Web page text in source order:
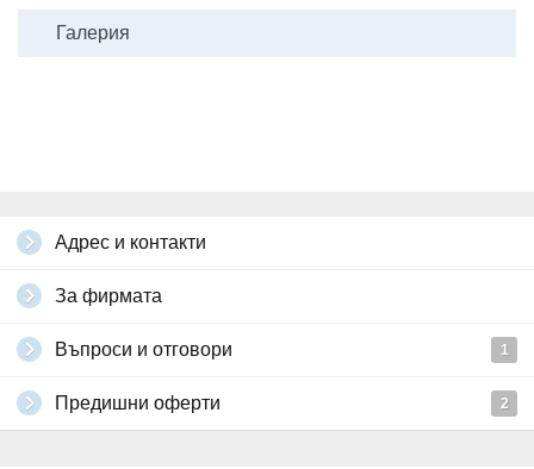
Галерия
Адрес и контакти
За фирмата
Въпроси и отговори 1
Предишни оферти 2